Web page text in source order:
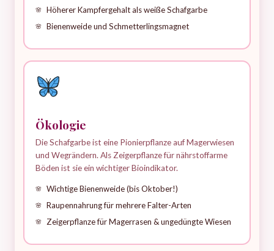
Höherer Kampfergehalt als weiße Schafgarbe
Bienenweide und Schmetterlingsmagnet
Ökologie
Die Schafgarbe ist eine Pionierpflanze auf Magerwiesen
und Wegrändern. Als Zeigerpflanze für nährstoffarme
Böden ist sie ein wichtiger Bioindikator.
Wichtige Bienenweide (bis Oktober!)
Raupennahrung für mehrere Falter-Arten
Zeigerpflanze für Magerrasen & ungedüngte Wiesen